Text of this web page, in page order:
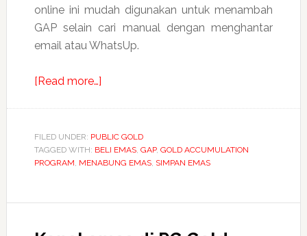
online ini mudah digunakan untuk menambah
GAP selain cari manual dengan menghantar
email atau WhatsUp.
[Read more…]about
GAP
Public
Gold
FILED UNDER: PUBLIC GOLD
TAGGED WITH: BELI EMAS, GAP, GOLD ACCUMULATION
PROGRAM, MENABUNG EMAS, SIMPAN EMAS